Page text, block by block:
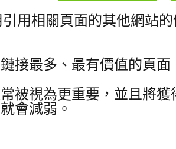
用相關頁面的其他網站
接最多、最有價值的頁面
被視為更重要，並且將獲
會減弱。